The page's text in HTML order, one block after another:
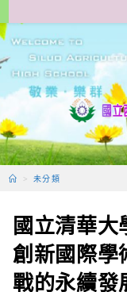
轉
至
要
容
> 未分類
國立清華
創新國際學
戰的永續發